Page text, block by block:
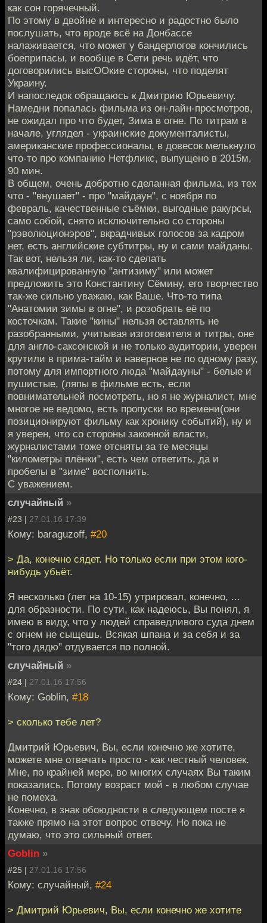
как сон горячечный.
По этому в двойне и интересно и радостно было
послушать, что вроде всё на Донбассе
налаживается, что может у бандерлогов кончились
боеприпасы, и вообще в Сети речь идёт, что
договорились высООкие стороны, что поделят
Украину.
И напоследок обращаюсь к Дмитрию Юрьевичу.
Намедни попалась фильма из он-лайн-просмотров,
не ожидал про что будет, Зима в огне. По титрам в
начале, углядел - украинские документалисты,
американские профессионалы, в довесок мелькнуло
что-то про компанию Нетфликс, выпущено в 2015м,
90 мин.
В общем, очень добротно сделанная фильма, из тех
что - "внушает" - про "майдаун", с ноября по
февраль, качественные съёмки, выгодные ракурсы,
само собой, снято исключительно со стороны
"рэволюционэров", вкрадчивых голосов за кадром
нет, есть английские субтитры, ну и сами майданы.
Так вот, нельзя ли, как-то сделать
квалифицированную "антизиму" или может
предложить это Константину Сёмину, его творчество
так-же сильно уважаю, как Ваше. Что-то типа
"Анатомии зимы в огне", и розобрать её по
косточкам. Такие "кины" нельзя оставлять не
разобранными, учитывая изготовителя и титры, оне
для англо-саксонской и не только аудитории, уверен
крутили в прима-тайм и наверное не по одному разу,
потому для импортного люда "майдауны" - белые и
пушистые, (ляпы в фильме есть, если
повнимательней посмотреть, но я не журналист, мне
многое не ведомо, есть пропуски во времени(они
позиционируют фильму как хронику событий), ну и
я уверен, что со стороны законной власти,
журналистами тоже отсняты за те месяцы
"километры плёнки", есть чем ответить, да и
пробелы в "зиме" восполнить.
С уважением.
случайный »
#23 | 27.01.16 17:39
Кому: baraguzoff, #20
> Да, конечно сядет. Но только если при этом кого-
нибудь убьёт.
Я несколько (лет на 10-15) утрировал, конечно, ...
для образности. По сути, как надеюсь, Вы понял, я
имею в виду, что у людей справедливого суда днем
с огнем не сыщешь. Всякая шпана и за себя и за
"того дядю" отдувается по полной.
случайный »
#24 | 27.01.16 17:56
Кому: Goblin, #18
> сколько тебе лет?
Дмитрий Юрьевич, Вы, если конечно же хотите,
можете мне отвечать просто - как честный человек.
Мне, по крайней мере, во многих случаях Вы таким
показались. Потому возраст мой - в любом случае
не помеха.
Конечно, в знак обоюдности в следующем посте я
также прямо на этот вопрос отвечу. Но пока не
думаю, что это сильный ответ.
Goblin »
#25 | 27.01.16 17:56
Кому: случайный, #24
> Дмитрий Юрьевич, Вы, если конечно же хотите